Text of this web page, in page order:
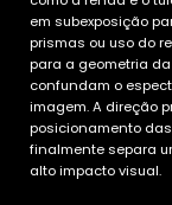
em subexposição
prismas ou uso do
para a geometria
confundam o
imagem. A direção
posicionamento
finalmente separa
alto impacto visual.